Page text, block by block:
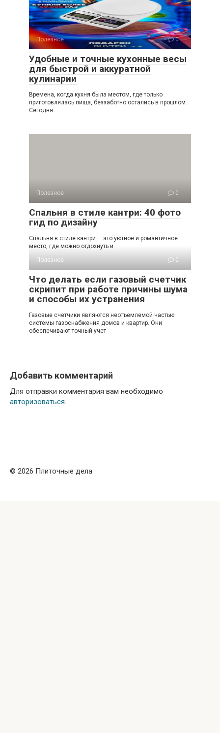
Полезное 0
Удобные и точные кухонные весы
для быстрой и аккуратной
кулинарии
Времена, когда кухня была местом, где только
приготовлялась пища, беззаботно остались в прошлом.
Сегодня
Полезное 0
Спальня в стиле кантри: 40 фото
гид по дизайну
Спальня в стиле кантри — это уютное и романтичное
место, где можно отдохнуть и
Полезное
0
Что делать если газовый счетчик
скрипит при работе причины шума
и способы их устранения
Газовые счетчики являются неотъемлемой частью
системы газоснабжения домов и квартир. Они
обеспечивают точный учет
Добавить комментарий
Для отправки комментария вам необходимо
авторизоваться.
© 2026 Плиточные дела